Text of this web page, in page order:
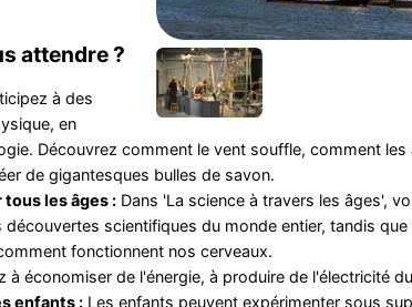
attendre ?
à des
en
Découvrez comment le vent souffle, comment
de gigantesques bulles de savon.
les âges :Dans 'La science à travers les âges',
scientifiques du monde entier, tandis que
fonctionnent nos cerveaux.
à économiser de l'énergie, à produire de l'électricité
enfants :Les enfants peuvent expérimenter sous